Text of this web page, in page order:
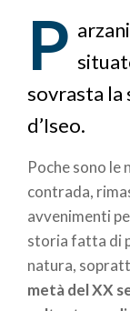
pane
P
sovrasta la
d’Iseo.
Poche sono
contrada,
avvenimenti
storia fatta di
natura,
metà del XX